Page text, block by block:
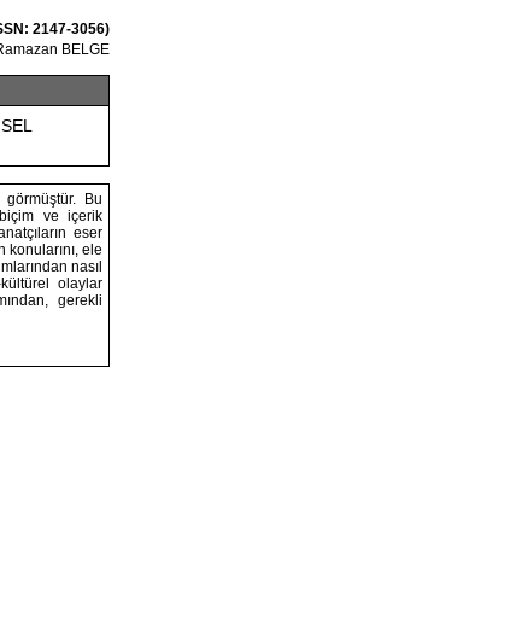
2147-3056)
BELGE
görmüştür. Bu
ve içerik
eser
ele
nasıl
olaylar
gerekli